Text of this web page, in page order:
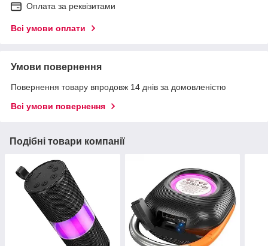
Оплата за реквізитами
Всі умови оплати
Умови повернення
Повернення товару впродовж 14 днів за домовленістю
Всі умови повернення
Подібні товари компанії